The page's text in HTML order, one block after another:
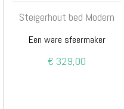
Steigerhout bed Modern
Een ware sfeermaker
€ 329,00